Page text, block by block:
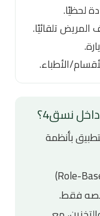
لحظيًا.
تلقائيًا.
الأطباء.
نسق4؟
بأنظمة
(Role-Based Access)
فقط.